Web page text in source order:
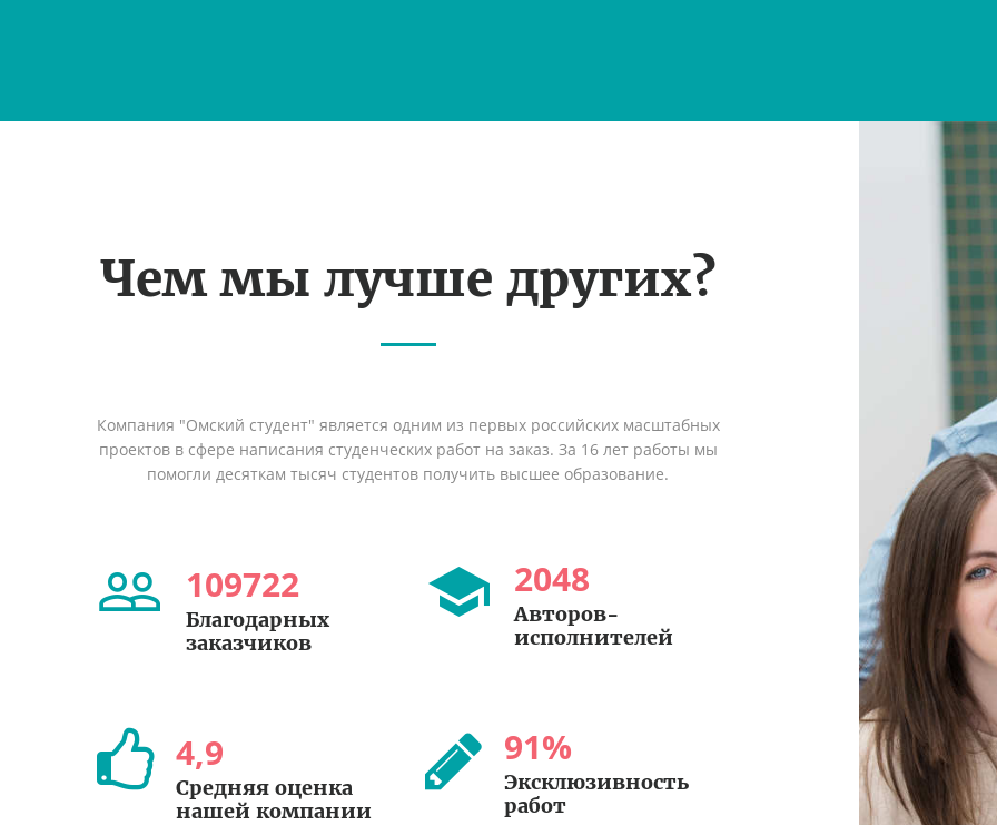
Чем мы лучше других?
Компания "Омский студент" является одним из первых российских масштабных
проектов в сфере написания студенческих работ на заказ. За 16 лет работы мы
помогли десяткам тысяч студентов получить высшее образование.
109722
Благодарных
заказчиков
2048
Авторов-
исполнителей
4,9
Средняя оценка
нашей компании
91%
Эксклюзивность
работ